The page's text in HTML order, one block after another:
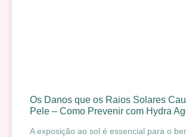
Os Danos que os Raios Solares
Pele – Como Prevenir com Hydra
A exposição ao sol é essencial para o